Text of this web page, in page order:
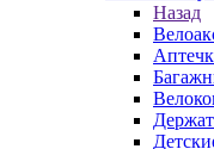
Назад